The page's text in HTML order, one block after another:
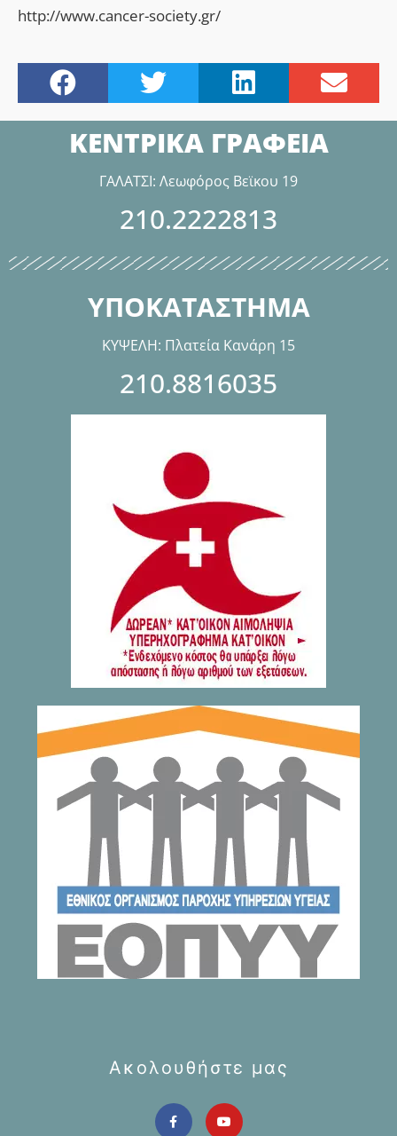
http://www.cancer-society.gr/
ΚΕΝΤΡΙΚΑ ΓΡΑΦΕΙΑ
ΓΑΛΑΤΣΙ: Λεωφόρος Βεϊκου 19
210.2222813
ΥΠΟΚΑΤΑΣΤΗΜΑ
ΚΥΨΕΛΗ: Πλατεία Κανάρη 15
210.8816035
Ακολουθήστε μας